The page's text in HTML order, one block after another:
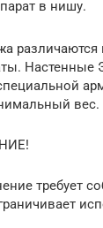
в нишу.
различаются
Настенные
вес.
требует